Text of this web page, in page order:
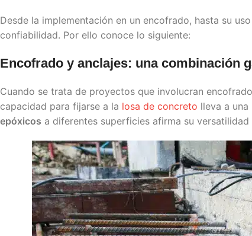
Desde la implementación en un encofrado, hasta su
confiabilidad. Por ello conoce lo siguiente:
Encofrado y anclajes: una combinación
Cuando se trata de proyectos que involucran
capacidad para fijarse a la losa de concreto lleva a
epóxicos a diferentes superficies afirma su